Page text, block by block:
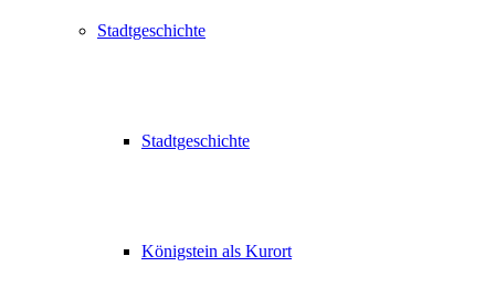
Stadtgeschichte
Stadtgeschichte
Königstein als Kurort